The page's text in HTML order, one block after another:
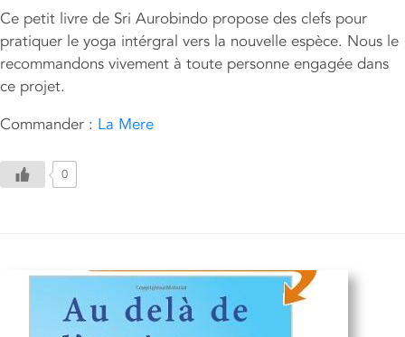
Ce petit livre de Sri Aurobindo propose des clefs pour
pratiquer le yoga intérgral vers la nouvelle espèce. Nous le
recommandons vivement à toute personne engagée dans
ce projet.
Commander : La Mere
0